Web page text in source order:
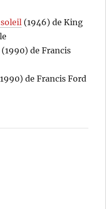
(1946) de King
(1990) de Francis
de Francis Ford